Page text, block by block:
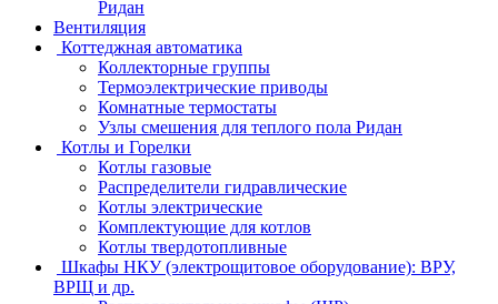
Ридан
Вентиляция
Коттеджная автоматика
Коллекторные группы
Термоэлектрические приводы
Комнатные термостаты
Узлы смешения для теплого пола Ридан
Котлы и Горелки
Котлы газовые
Распределители гидравлические
Котлы электрические
Комплектующие для котлов
Котлы твердотопливные
Шкафы НКУ (электрощитовое оборудование): ВРУ,
ВРЩ и др.